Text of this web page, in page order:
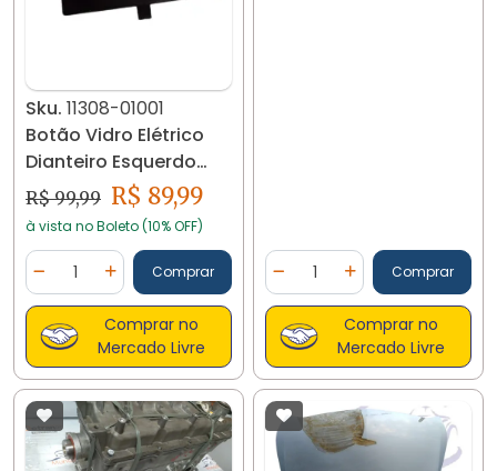
Sku. 11308-01001
Botão Vidro Elétrico
Dianteiro Esquerdo
Gm Cobalt Onix 11308
R$ 99,99 R$ 89,99
à vista no Boleto (10% OFF)
Diminuir Quantidade
Quantidade
Adicionar Quantidade
Comprar
Comprar no
Mercado Livre
Diminuir Quantidade
Quantidade
AdicionarComprar
Comprar no
Mercado Livre